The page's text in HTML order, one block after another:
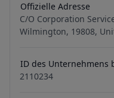
Offizielle Adresse
C/O Corporation
Wilmington, 19808,
ID des Unternehmens
2110234